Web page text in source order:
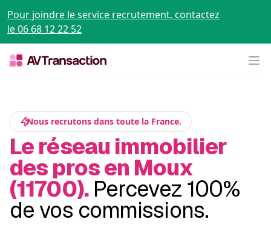
Pour joindre le service recrutement, contactez
le 06 68 12 22 52
Nous recrutons dans toute la France.
Le réseau immobilier
des pros en Moux
(11700). Percevez 100%
de vos commissions.